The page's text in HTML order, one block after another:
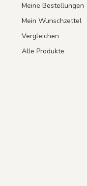
Meine Bestellungen
Mein Wunschzettel
Vergleichen
Alle Produkte